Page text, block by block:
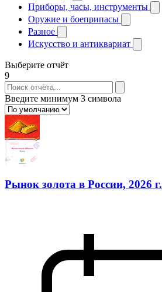
Приборы, часы, инструменты
Оружие и боеприпасы
Разное
Искусство и антиквариат
Выберите отчёт
9
Введите минимум 3 символа
Рынок золота в России, 2026 г.